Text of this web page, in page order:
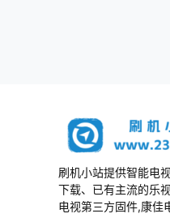
刷机小站提供智能电
下载、已有主流的乐
电视第三方固件,康佳